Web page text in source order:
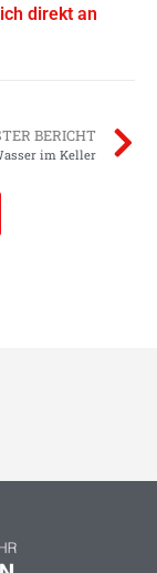
direkt an
BERICHT
im Keller